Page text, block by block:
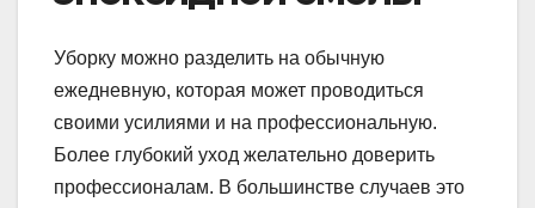
Уборку можно разделить на обычную
ежедневную, которая может проводиться
своими усилиями и на профессиональную.
Более глубокий уход желательно доверить
профессионалам. В большинстве случаев это